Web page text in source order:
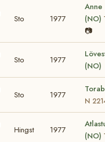
Sto 1977
Anne
(NO)
📷
Sto 1977
(NO)
Sto 1977
N
Hingst 1977
(NO)